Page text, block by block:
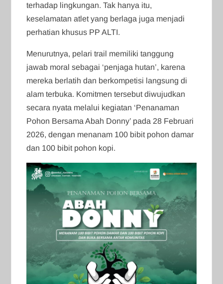
terhadap lingkungan. Tak hanya itu,
keselamatan atlet yang berlaga juga menjadi
perhatian khusus PP ALTI.
Menurutnya, pelari trail memiliki tanggung
jawab moral sebagai ‘penjaga hutan’, karena
mereka berlatih dan berkompetisi langsung di
alam terbuka. Komitmen tersebut diwujudkan
secara nyata melalui kegiatan ‘Penanaman
Pohon Bersama Abah Donny’ pada 28 Februari
2026, dengan menanam 100 bibit pohon damar
dan 100 bibit pohon kopi.